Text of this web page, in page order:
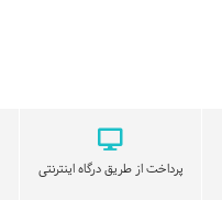
پرداخت از طریق درگاه اینترنتی